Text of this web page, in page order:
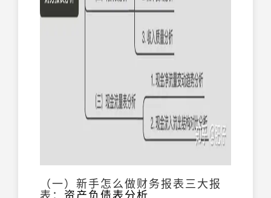
（一）新手怎么做财务报表三大报
表： 资产负债表分析